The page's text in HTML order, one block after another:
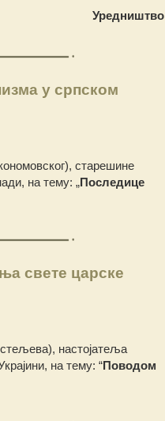
Уредништво
у српском
старешине
на тему: „Последице
свете царске
настојатеља
на тему: “Поводом